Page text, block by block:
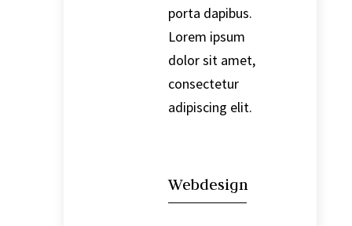
porta dapibus.
Lorem ipsum
dolor sit amet,
consectetur
adipiscing elit.
Webdesign